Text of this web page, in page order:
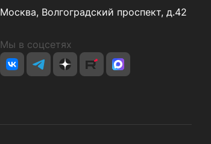
Москва, Волгоградский проспект, д.42
Мы в соцсетях